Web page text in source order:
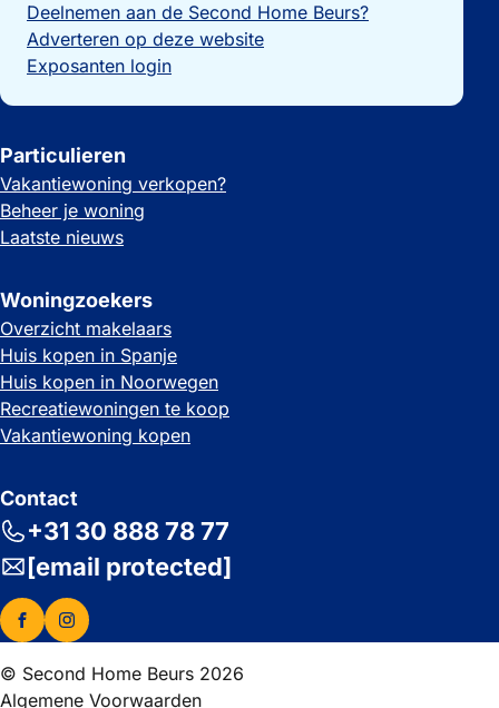
Deelnemen aan de Second Home Beurs?
Adverteren op deze website
Exposanten login
Particulieren
Vakantiewoning verkopen?
Beheer je woning
Laatste nieuws
Woningzoekers
Overzicht makelaars
Huis kopen in Spanje
Huis kopen in Noorwegen
Recreatiewoningen te koop
Vakantiewoning kopen
Contact
+31 30 888 78 77
[email protected]
© Second Home Beurs 2026
Algemene Voorwaarden